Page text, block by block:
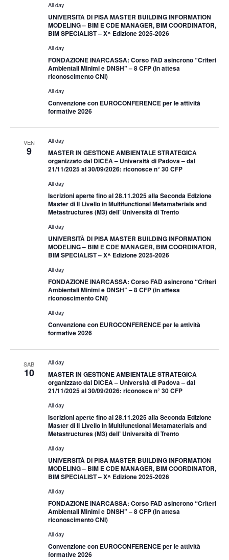
All day
UNIVERSITÀ DI PISA MASTER BUILDING INFORMATION
MODELING – BIM E CDE MANAGER, BIM COORDINATOR,
BIM SPECIALIST – X^ Edizione 2025-2026
All day
FONDAZIONE INARCASSA: Corso FAD asincrono “Criteri
Ambientali Minimi e DNSH” – 8 CFP (in attesa
riconoscimento CNI)
All day
Convenzione con EUROCONFERENCE per le attività
formative 2026
VEN
9
All day
MASTER IN GESTIONE AMBIENTALE STRATEGICA
organizzato dal DICEA – Università di Padova – dal
21/11/2025 al 30/09/2026: riconosce n° 30 CFP
All day
Iscrizioni aperte fino al 28.11.2025 alla Seconda Edizione
Master di II Livello in Multifunctional Metamaterials and
Metastructures (M3) dell’ Università di Trento
All day
UNIVERSITÀ DI PISA MASTER BUILDING INFORMATION
MODELING – BIM E CDE MANAGER, BIM COORDINATOR,
BIM SPECIALIST – X^ Edizione 2025-2026
All day
FONDAZIONE INARCASSA: Corso FAD asincrono “Criteri
Ambientali Minimi e DNSH” – 8 CFP (in attesa
riconoscimento CNI)
All day
Convenzione con EUROCONFERENCE per le attività
formative 2026
SAB
10
All day
MASTER IN GESTIONE AMBIENTALE STRATEGICA
organizzato dal DICEA – Università di Padova – dal
21/11/2025 al 30/09/2026: riconosce n° 30 CFP
All day
Iscrizioni aperte fino al 28.11.2025 alla Seconda Edizione
Master di II Livello in Multifunctional Metamaterials and
Metastructures (M3) dell’ Università di Trento
All day
UNIVERSITÀ DI PISA MASTER BUILDING INFORMATION
MODELING – BIM E CDE MANAGER, BIM COORDINATOR,
BIM SPECIALIST – X^ Edizione 2025-2026
All day
FONDAZIONE INARCASSA: Corso FAD asincrono “Criteri
Ambientali Minimi e DNSH” – 8 CFP (in attesa
riconoscimento CNI)
All day
Convenzione con EUROCONFERENCE per le attività
formative 2026